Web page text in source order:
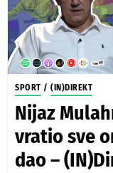
SPORT / (IN)DIREKT
Nijaz
vratio sve
dao –